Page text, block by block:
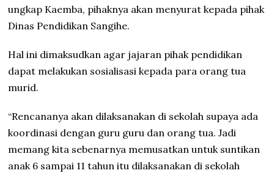
ungkap Kaemba, pihaknya akan menyurat kepada pihak
Dinas Pendidikan Sangihe.
Hal ini dimaksudkan agar jajaran pihak pendidikan
dapat melakukan sosialisasi kepada para orang tua
murid.
“Rencananya akan dilaksanakan di sekolah supaya ada
koordinasi dengan guru guru dan orang tua. Jadi
memang kita sebenarnya memusatkan untuk suntikan
anak 6 sampai 11 tahun itu dilaksanakan di sekolah